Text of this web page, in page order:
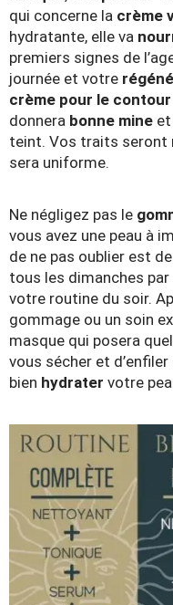
qui concerne la crème
hydratante, elle va
premiers signes de
journée et votre
crème pour le
donnera bonne mine
teint. Vos traits seront
sera uniforme.
Ne négligez pas le
vous avez une peau à
de ne pas oublier est
tous les dimanches par
votre routine du soir.
gommage ou un soin
masque qui posera
vous sécher et
bien hydrater votre